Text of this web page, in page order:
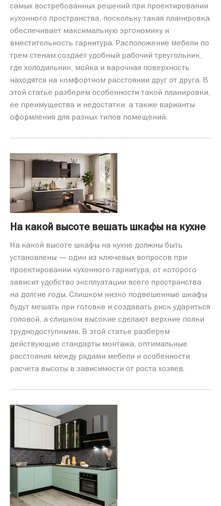
самых востребованных решений при проектировании
кухонного пространства, поскольку такая планировка
обеспечивает максимальную эргономику и
вместительность гарнитура. Расположение мебели по
трем стенам создает удобный рабочий треугольник,
где холодильник, мойка и варочная поверхность
находятся на комфортном расстоянии друг от друга. В
этой статье разберем особенности такой планировки,
ее преимущества и недостатки, а также варианты
оформления для разных типов помещений.
На какой высоте вешать шкафы на кухне
На какой высоте шкафы на кухне должны быть
установлены — один из ключевых вопросов при
проектировании кухонного гарнитура, от которого
зависит удобство эксплуатации всего пространства
на долгие годы. Слишком низко подвешенные шкафы
будут мешать при готовке и создавать риск удариться
головой, а слишком высокие сделают верхние полки
труднодоступными. В этой статье разберем
действующие стандарты монтажа, оптимальные
расстояния между рядами мебели и особенности
расчета высоты в зависимости от роста хозяев.